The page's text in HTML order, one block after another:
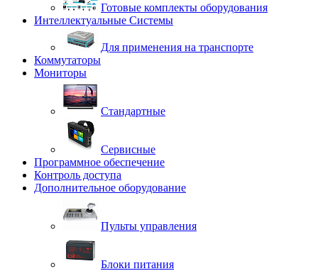
Готовые комплекты оборудования
Интеллектуальные Системы
Для применения на транспорте
Коммутаторы
Мониторы
Стандартные
Сервисные
Программное обеспечение
Контроль доступа
Дополнительное оборудование
Пульты управления
Блоки питания